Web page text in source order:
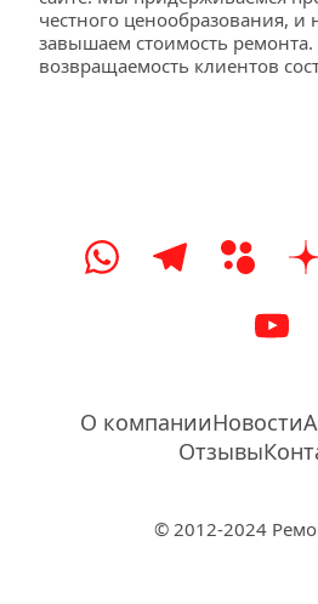
честного ценообразования, и
завышаем стоимость ремонта.
возвращаемость клиентов
О компанииНовости
Отзывы
© 2012-2024